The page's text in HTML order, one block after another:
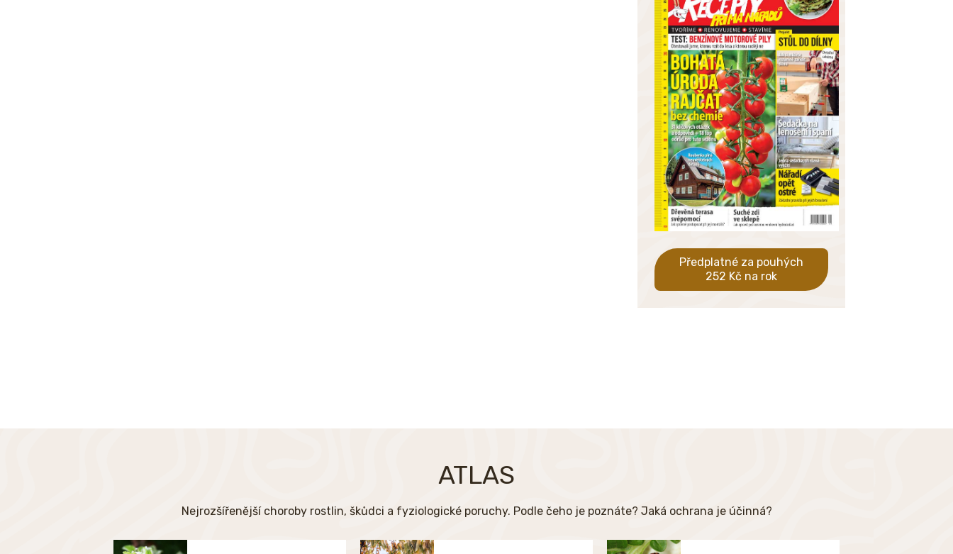
Předplatné za pouhých
252 Kč na rok
ATLAS
Nejrozšířenější choroby rostlin, škůdci a fyziologické poruchy. Podle čeho je poznáte? Jaká ochrana je účinná?